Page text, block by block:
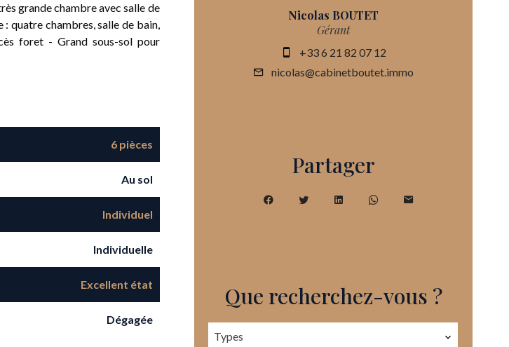
grande chambre avec salle de
quatre chambres, salle de bain,
foret - Grand sous-sol pour
6 pièces
Au sol
Individuel
Individuelle
Excellent état
Dégagée
Nicolas BOUTET
Gérant
+33 6 21 82 07 12
nicolas@cabinetboutet.immo
Partager
Que recherchez-vous ?
Types